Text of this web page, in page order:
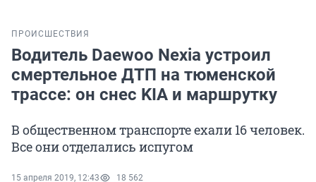
ПРОИСШЕСТВИЯ
Водитель Daewoo Nexia устроил
смертельное ДТП на тюменской
трассе: он снес KIA и маршрутку
В общественном транспорте ехали 16 человек.
Все они отделались испугом
15 апреля 2019, 12:43 18 562